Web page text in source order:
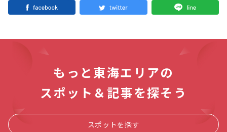
もっと東海エリアの
スポット＆記事を探そう
スポットを探す